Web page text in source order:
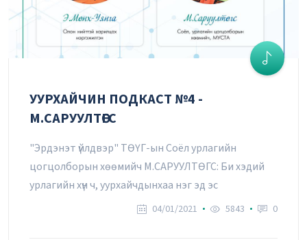
УУРХАЙЧИН ПОДКАСТ №25 -
УУРХАЙЧИН ПОДКАСТ №23 -
Ч.АМАРСАНАА
04/01/2021
УУРХАЙЧИН ПОДКАСТ №4 -
М.САРУУЛТӨГС
"Эрдэнэт үйлдвэр" ТӨҮГ-ын Соёл урлагийн
цогцолборын хөөмийч М.САРУУЛТӨГС: Би хэдий
урлагийн хүн ч, уурхайчдынхаа нэг эд эс
04/01/2021 5843 0